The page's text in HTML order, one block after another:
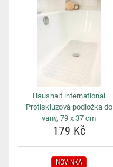
Haushalt international
Protiskluzová podložka do
vany, 79 x 37 cm
179 Kč
NOVINKA